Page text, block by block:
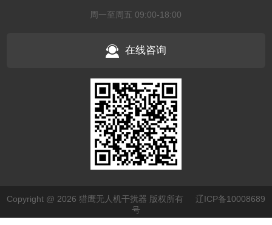
周一至周五 09:00-18:00
在线咨询
Copyright @ 2026 猎鹰无人机干扰器 版权所有
辽ICP备10008689
号